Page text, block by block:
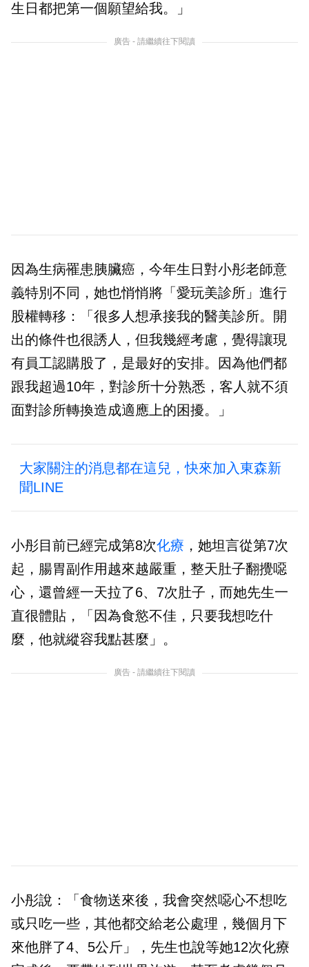
生日都把第一個願望給我。」
廣告 - 請繼續往下閱讀
因為生病罹患胰臟癌，今年生日對小彤老師意
義特別不同，她也悄悄將「愛玩美診所」進行
股權轉移：「很多人想承接我的醫美診所。開
出的條件也很誘人，但我幾經考慮，覺得讓現
有員工認購股了，是最好的安排。因為他們都
跟我超過10年，對診所十分熟悉，客人就不須
面對診所轉換造成適應上的困擾。」
大家關注的消息都在這兒，快來加入東森新
聞LINE
小彤目前已經完成第8次化療 ，她坦言從第7次
起，腸胃副作用越來越嚴重，整天肚子翻攪噁
心，還曾經一天拉了6、7次肚子，而她先生一
直很體貼，「因為食慾不佳，只要我想吃什
麼，他就縱容我點甚麼」。
廣告 - 請繼續往下閱讀
小彤說：「食物送來後，我會突然噁心不想吃
或只吃一些，其他都交給老公處理，幾個月下
來他胖了4、5公斤」，先生也說等她12次化療